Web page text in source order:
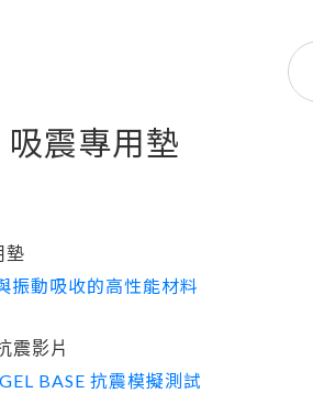
震專用墊
墊
振動吸收的高性能材料
震影片
BASE 抗震模擬測試